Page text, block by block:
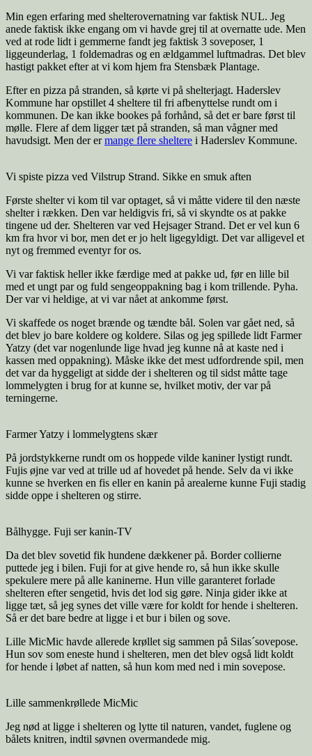
Min egen erfaring med shelterovernatning var faktisk NUL. Jeg
anede faktisk ikke engang om vi havde grej til at overnatte ude. Men
ved at rode lidt i gemmerne fandt jeg faktisk 3 soveposer, 1
liggeunderlag, 1 foldemadras og en ældgammel luftmadras. Det blev
hastigt pakket efter at vi kom hjem fra Stensbæk Plantage.
Efter en pizza på stranden, så kørte vi på shelterjagt. Haderslev
Kommune har opstillet 4 sheltere til fri afbenyttelse rundt om i
kommunen. De kan ikke bookes på forhånd, så det er bare først til
mølle. Flere af dem ligger tæt på stranden, så man vågner med
havudsigt. Men der ermange flere sheltere i Haderslev Kommune.
Vi spiste pizza ved Vilstrup Strand. Sikke en smuk aften
Første shelter vi kom til var optaget, så vi måtte videre til den næste
shelter i rækken. Den var heldigvis fri, så vi skyndte os at pakke
tingene ud der. Shelteren var ved Hejsager Strand. Det er vel kun 6
km fra hvor vi bor, men det er jo helt ligegyldigt. Det var alligevel et
nyt og fremmed eventyr for os.
Vi var faktisk heller ikke færdige med at pakke ud, før en lille bil
med et ungt par og fuld sengeoppakning bag i kom trillende. Pyha.
Der var vi heldige, at vi var nået at ankomme først.
Vi skaffede os noget brænde og tændte bål. Solen var gået ned, så
det blev jo bare koldere og koldere. Silas og jeg spillede lidt Farmer
Yatzy (det var nogenlunde lige hvad jeg kunne nå at kaste ned i
kassen med oppakning). Måske ikke det mest udfordrende spil, men
det var da hyggeligt at sidde der i shelteren og til sidst måtte tage
lommelygten i brug for at kunne se, hvilket motiv, der var på
terningerne.
Farmer Yatzy i lommelygtens skær
På jordstykkerne rundt om os hoppede vilde kaniner lystigt rundt.
Fujis øjne var ved at trille ud af hovedet på hende. Selv da vi ikke
kunne se hverken en fis eller en kanin på arealerne kunne Fuji stadig
sidde oppe i shelteren og stirre.
Bålhygge. Fuji ser kanin-TV
Da det blev sovetid fik hundene dækkener på. Border collierne
puttede jeg i bilen. Fuji for at give hende ro, så hun ikke skulle
spekulere mere på alle kaninerne. Hun ville garanteret forlade
shelteren efter sengetid, hvis det lod sig gøre. Ninja gider ikke at
ligge tæt, så jeg synes det ville være for koldt for hende i shelteren.
Så er det bare bedre at ligge i et bur i bilen og sove.
Lille MicMic havde allerede krøllet sig sammen på Silas´sovepose.
Hun sov som eneste hund i shelteren, men det blev også lidt koldt
for hende i løbet af natten, så hun kom med ned i min sovepose.
Lille sammenkrøllede MicMic
Jeg nød at ligge i shelteren og lytte til naturen, vandet, fuglene og
bålets knitren, indtil søvnen overmandede mig.